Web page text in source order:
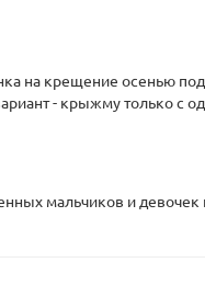
на крещение осенью
- крыжму только с
мальчиков и девочек